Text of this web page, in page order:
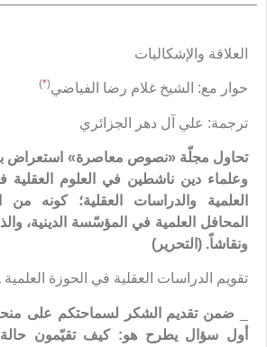
العلاقة والإشكاليات
حوار مع: الشيخ غلام رضا الفياضي(
*
)
ترجمة: علي آل دهر الجزائري
تحاول مجلّة «نصوص معاصرة» استعراض
وعلماء دين ناشطين في العلوم العقلية
العلمية والدراسات العقلية؛ كونه من
المحافل العلمية في المؤسّسة الدينية،
ونقاشاً. (التحرير)
تقويم الدراسات العقلية في الحوزة العلمية
ضمن تقديم الشكر لسماحتكم على
أول سؤال يطرح هو: كيف تقيّمون حالة